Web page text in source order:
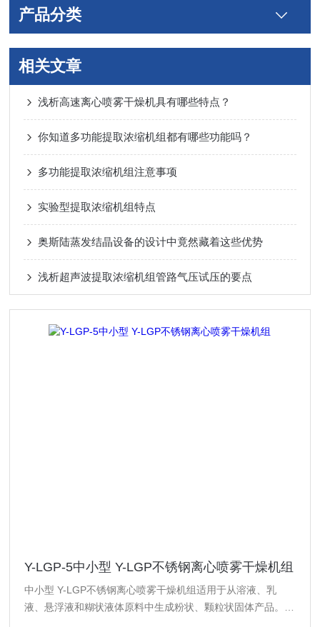
产品分类
相关文章
浅析高速离心喷雾干燥机具有哪些特点？
你知道多功能提取浓缩机组都有哪些功能吗？
多功能提取浓缩机组注意事项
实验型提取浓缩机组特点
奥斯陆蒸发结晶设备的设计中竟然藏着这些优势
浅析超声波提取浓缩机组管路气压试压的要点
Y-LGP-5中小型 Y-LGP不锈钢离心喷雾干燥机组
中小型 Y-LGP不锈钢离心喷雾干燥机组适用于从溶液、乳
液、悬浮液和糊状液体原料中生成粉状、颗粒状固体产品。因